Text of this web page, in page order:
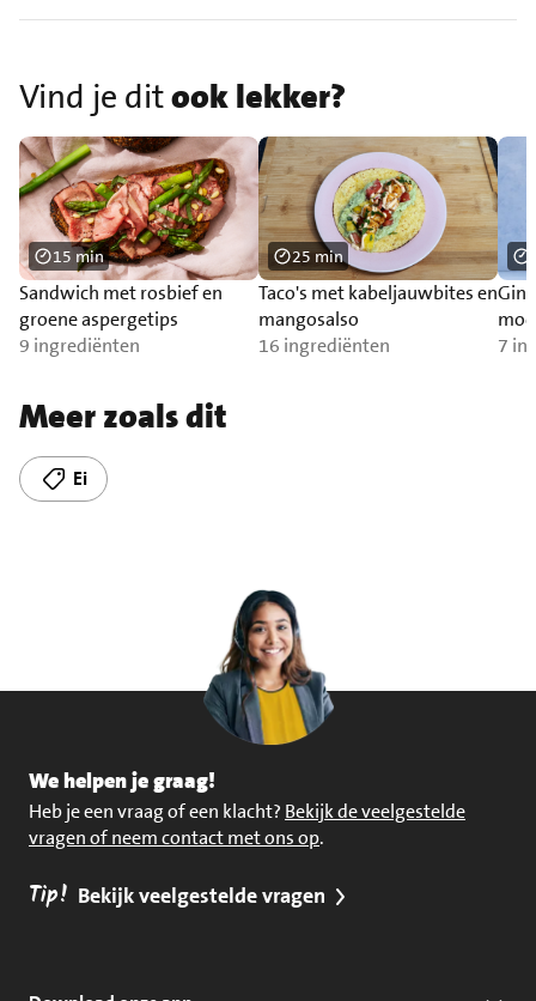
Vind je ditook lekker?
Sandwich met rosbief en
groene aspergetips
9 ingrediënten
15 min
Taco's met kabeljauwbites en
mangosalso
16 ingrediënten
25 min
7
Meer zoals dit
Ei
We helpen je graag!
Heb je een vraag of een klacht? Bekijk de veelgestelde
vragen of neem contact met ons op.
Tip! Bekijk veelgestelde vragen